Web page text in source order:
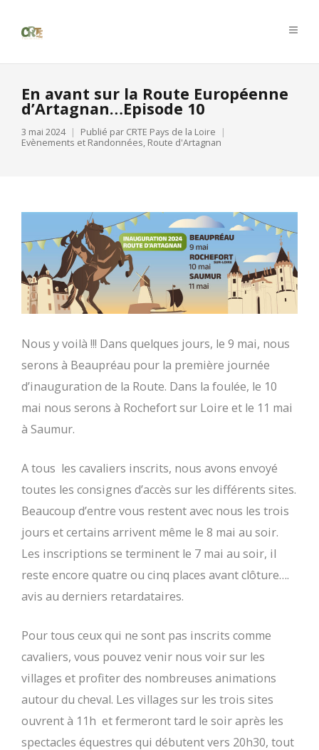
En avant sur la Route Européenne
d’Artagnan…Episode 10
3 mai 2024 Publié par CRTE Pays de la Loire
Evènements et Randonnées, Route d'Artagnan
Nous y voilà !!! Dans quelques jours, le 9 mai, nous
serons à Beaupréau pour la première journée
d’inauguration de la Route. Dans la foulée, le 10
mai nous serons à Rochefort sur Loire et le 11 mai
à Saumur.
A tous les cavaliers inscrits, nous avons envoyé
toutes les consignes d’accès sur les différents sites.
Beaucoup d’entre vous restent avec nous les trois
jours et certains arrivent même le 8 mai au soir.
Les inscriptions se terminent le 7 mai au soir, il
reste encore quatre ou cinq places avant clôture….
avis au derniers retardataires.
Pour tous ceux qui ne sont pas inscrits comme
cavaliers, vous pouvez venir nous voir sur les
villages et profiter des nombreuses animations
autour du cheval. Les villages sur les trois sites
ouvrent à 11h et fermeront tard le soir après les
spectacles équestres qui débutent vers 20h30, tout